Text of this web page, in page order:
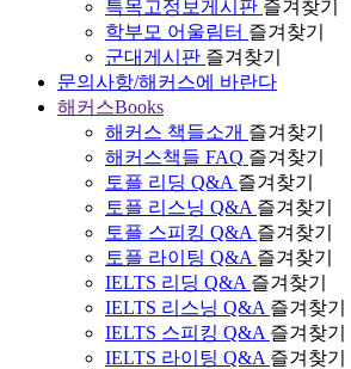
특목고정보게시판 즐겨찾기
학부모 어울림터 즐겨찾기
군대게시판 즐겨찾기
문의사항/해커스에 바란다
해커스Books
해커스 책들소개 즐겨찾기
해커스책들 FAQ 즐겨찾기
토플 리딩 Q&A 즐겨찾기
토플 리스닝 Q&A 즐겨찾기
토플 스피킹 Q&A 즐겨찾기
토플 라이팅 Q&A 즐겨찾기
IELTS 리딩 Q&A 즐겨찾기
IELTS 리스닝 Q&A 즐겨찾기
IELTS 스피킹 Q&A 즐겨찾기
IELTS 라이팅 Q&A 즐겨찾기